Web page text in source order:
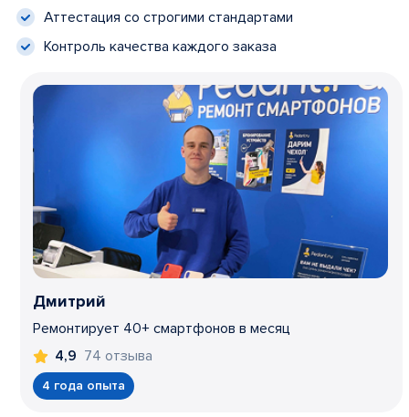
Аттестация со строгими стандартами
Контроль качества каждого заказа
Дмитрий
Ремонтирует 40+ смартфонов в месяц
4,9 74 отзыва
4 года опыта